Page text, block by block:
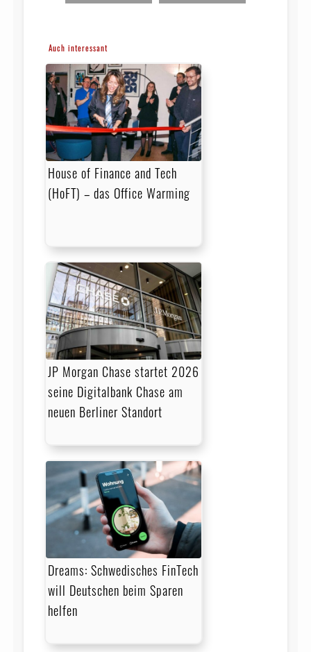
Auch interessant
House of Finance and Tech
(HoFT) – das Office Warming
JP Morgan Chase startet 2026
seine Digitalbank Chase am
neuen Berliner Standort
Dreams: Schwedisches FinTech
will Deutschen beim Sparen
helfen